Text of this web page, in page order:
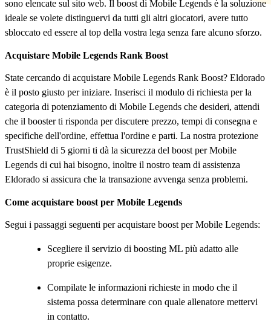
sono elencate sul sito web. Il boost di Mobile Legends è la soluzione
ideale se volete distinguervi da tutti gli altri giocatori, avere tutto
sbloccato ed essere al top della vostra lega senza fare alcuno sforzo.
Acquistare Mobile Legends Rank Boost
State cercando di acquistare Mobile Legends Rank Boost? Eldorado
è il posto giusto per iniziare. Inserisci il modulo di richiesta per la
categoria di potenziamento di Mobile Legends che desideri, attendi
che il booster ti risponda per discutere prezzo, tempi di consegna e
specifiche dell'ordine, effettua l'ordine e parti. La nostra protezione
TrustShield di 5 giorni ti dà la sicurezza del boost per Mobile
Legends di cui hai bisogno, inoltre il nostro team di assistenza
Eldorado si assicura che la transazione avvenga senza problemi.
Come acquistare boost per Mobile Legends
Segui i passaggi seguenti per acquistare boost per Mobile Legends:
Scegliere il servizio di boosting ML più adatto alle
proprie esigenze.
Compilate le informazioni richieste in modo che il
sistema possa determinare con quale allenatore mettervi
in contatto.